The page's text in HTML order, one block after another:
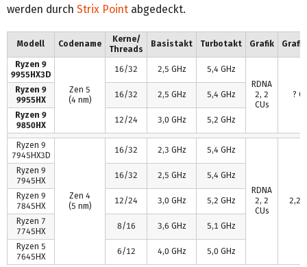
werden durch Strix Point abgedeckt.
Modell Codename
Kerne/
Threads
Basistakt Turbotakt Grafik
Ryzen 9
9955HX3D
Zen 5
(4 nm)
16/32 2,5 GHz
5,4 GHz
RDNA
2, 2
CUs
?
Ryzen 9
9955HX
16/32 2,5 GHz 5,4 GHz
Ryzen 9
9850HX
12/24 3,0 GHz 5,2 GHz
Ryzen 9
7945HX3D
Zen 4
(5 nm)
16/32 2,3 GHz 5,4 GHz
RDNA
2, 2
CUs
2,2
Ryzen 9
7945HX
16/32 2,5 GHz 5,4 GHz
Ryzen 9
7845HX
12/24 3,0 GHz 5,2 GHz
Ryzen 7
7745HX
8/16 3,6 GHz 5,1 GHz
Ryzen 5
7645HX
6/12 4,0 GHz 5,0 GHz